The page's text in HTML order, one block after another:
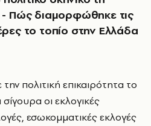
- Πώς διαμορφώθηκε τις
το τοπίο στην Ελλάδα
πολιτική επικαιρότητα το
οι εκλογικές
εσωκομματικές εκλογές